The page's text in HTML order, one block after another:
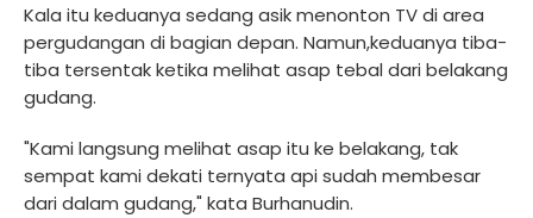
Kala itu keduanya sedang asik menonton TV di area
pergudangan di bagian depan. Namun,keduanya tiba-
tiba tersentak ketika melihat asap tebal dari belakang
gudang.
"Kami langsung melihat asap itu ke belakang, tak
sempat kami dekati ternyata api sudah membesar
dari dalam gudang," kata Burhanudin.